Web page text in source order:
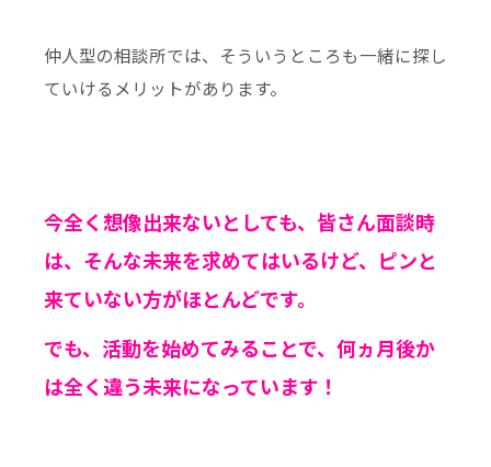
仲人型の相談所では、そういうところも一緒に探し
ていけるメリットがあります。
今全く想像出来ないとしても、皆さん面談時
は、そんな未来を求めてはいるけど、ピンと
来ていない方がほとんどです。
でも、活動を始めてみることで、何ヵ月後か
は全く違う未来になっています！